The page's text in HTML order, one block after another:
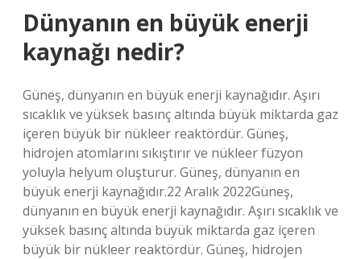
Dünyanın en büyük enerji
kaynağı nedir?
Güneş, dünyanın en büyük enerji kaynağıdır. Aşırı
sıcaklık ve yüksek basınç altında büyük miktarda gaz
içeren büyük bir nükleer reaktördür. Güneş,
hidrojen atomlarını sıkıştırır ve nükleer füzyon
yoluyla helyum oluşturur. Güneş, dünyanın en
büyük enerji kaynağıdır.22 Aralık 2022Güneş,
dünyanın en büyük enerji kaynağıdır. Aşırı sıcaklık ve
yüksek basınç altında büyük miktarda gaz içeren
büyük bir nükleer reaktördür. Güneş, hidrojen